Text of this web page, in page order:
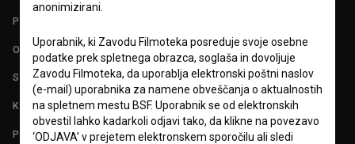
POGOJI UPORABE
O PROJEKTU
STATISTIKA
KONTAKT
POGOSTA VPRAŠANJA
anonimizirani.
Uporabnik, ki Zavodu Filmoteka posreduje svoje osebne
podatke prek spletnega obrazca, soglaša in dovoljuje
Zavodu Filmoteka, da uporablja elektronski poštni naslov
(e-mail) uporabnika za namene obveščanja o aktualnostih
na spletnem mestu BSF. Uporabnik se od elektronskih
obvestil lahko kadarkoli odjavi tako, da klikne na povezavo
‘ODJAVA’ v prejetem elektronskem sporočilu ali sledi